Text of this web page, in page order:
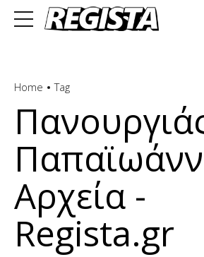
Home Tag
Αρχεία -
Regista.gr